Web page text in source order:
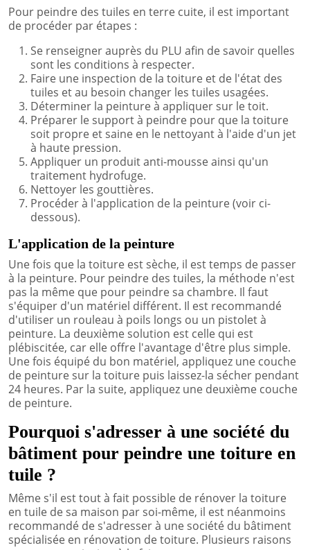
Pour peindre des tuiles en terre cuite, il est important
de procéder par étapes :
Se renseigner auprès du PLU afin de savoir quelles
sont les conditions à respecter.
Faire une inspection de la toiture et de l'état des
tuiles et au besoin changer les tuiles usagées.
Déterminer la peinture à appliquer sur le toit.
Préparer le support à peindre pour que la toiture
soit propre et saine en le nettoyant à l'aide d'un jet
à haute pression.
Appliquer un produit anti-mousse ainsi qu'un
traitement hydrofuge.
Nettoyer les gouttières.
Procéder à l'application de la peinture (voir ci-
dessous).
L'application de la peinture
Une fois que la toiture est sèche, il est temps de passer
à la peinture. Pour peindre des tuiles, la méthode n'est
pas la même que pour peindre sa chambre. Il faut
s'équiper d'un matériel différent. Il est recommandé
d'utiliser un rouleau à poils longs ou un pistolet à
peinture. La deuxième solution est celle qui est
plébiscitée, car elle offre l'avantage d'être plus simple.
Une fois équipé du bon matériel, appliquez une couche
de peinture sur la toiture puis laissez-la sécher pendant
24 heures. Par la suite, appliquez une deuxième couche
de peinture.
Pourquoi s'adresser à une société du
bâtiment pour peindre une toiture en
tuile ?
Même s'il est tout à fait possible de rénover la toiture
en tuile de sa maison par soi-même, il est néanmoins
recommandé de s'adresser à une société du bâtiment
spécialisée en rénovation de toiture. Plusieurs raisons